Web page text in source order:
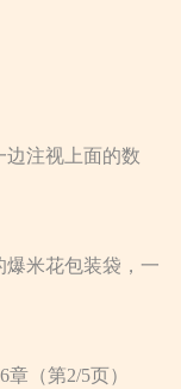
边注视上面的数
爆米花包装袋，一
（第2/5页）